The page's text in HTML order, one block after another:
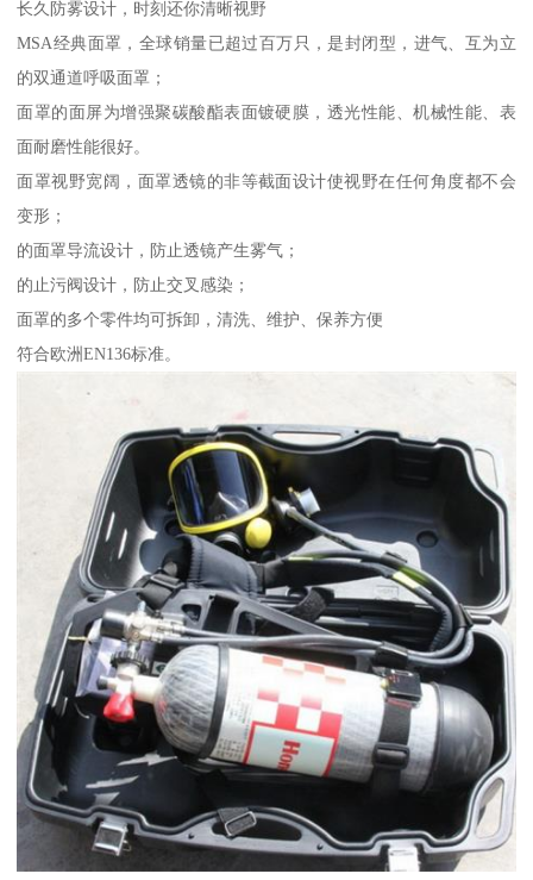
长久防雾设计，时刻还你清晰视野
MSA经典面罩，全球销量已超过百万只，是封闭型，进气、互为立
的双通道呼吸面罩；
面罩的面屏为增强聚碳酸酯表面镀硬膜，透光性能、机械性能、表
面耐磨性能很好。
面罩视野宽阔，面罩透镜的非等截面设计使视野在任何角度都不会
变形；
的面罩导流设计，防止透镜产生雾气；
的止污阀设计，防止交叉感染；
面罩的多个零件均可拆卸，清洗、维护、保养方便
符合欧洲EN136标准。